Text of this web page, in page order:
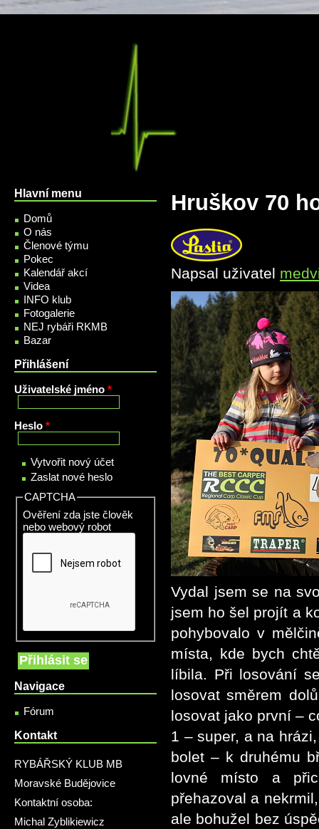
Přejít k hlavnímu obsahu
Hlavní menu
Domů
O nás
Členové týmu
Pokec
Kalendář akcí
Videa
INFO klub
Fotogalerie
NEJ rybáři RKMB
Bazar
Přihlášení
Uživatelské jméno *
Heslo *
Vytvořit nový účet
Zaslat nové heslo
CAPTCHA
Ověření zda jste člověk
nebo webový robot
Navigace
Fórum
Kontakt
RYBÁŘSKÝ KLUB MB
Moravské Budějovice
Kontaktní osoba:
Michal Zyblikiewicz
Hruškov 70
Napsal uživatel
Vydal jsem se na
jsem ho šel projít a
pohybovalo v
místa, kde bych
líbila. Při losování
losovat směrem
losovat jako první –
1 – super, a na
bolet – k druhému
lovné místo a
přehazoval a
ale bohužel bez